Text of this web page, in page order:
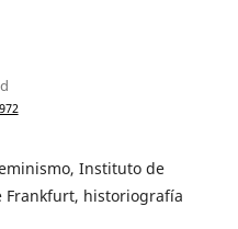
Instituto de
Frankfurt, historiografía